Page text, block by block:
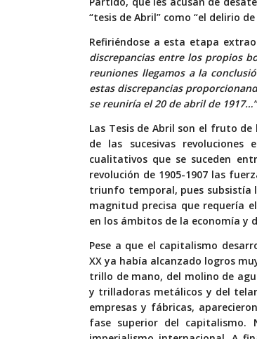
“tesis de Abril” como “el delirio
Refiriéndose a esta etapa
discrepancias entre los propios
reuniones llegamos a la
estas discrepancias
se reuniría el 20 de abril de 1917…”
Las Tesis de Abril son el fruto
de las sucesivas
cualitativos que se suceden
revolución de 1905-1907 las
triunfo temporal, pues subsistía
magnitud precisa que requería
en los ámbitos de la economía y
Pese a que el capitalismo
XX ya había alcanzado logros
trillo de mano, del molino de
y trilladoras metálicos y del
empresas y fábricas,
fase superior del